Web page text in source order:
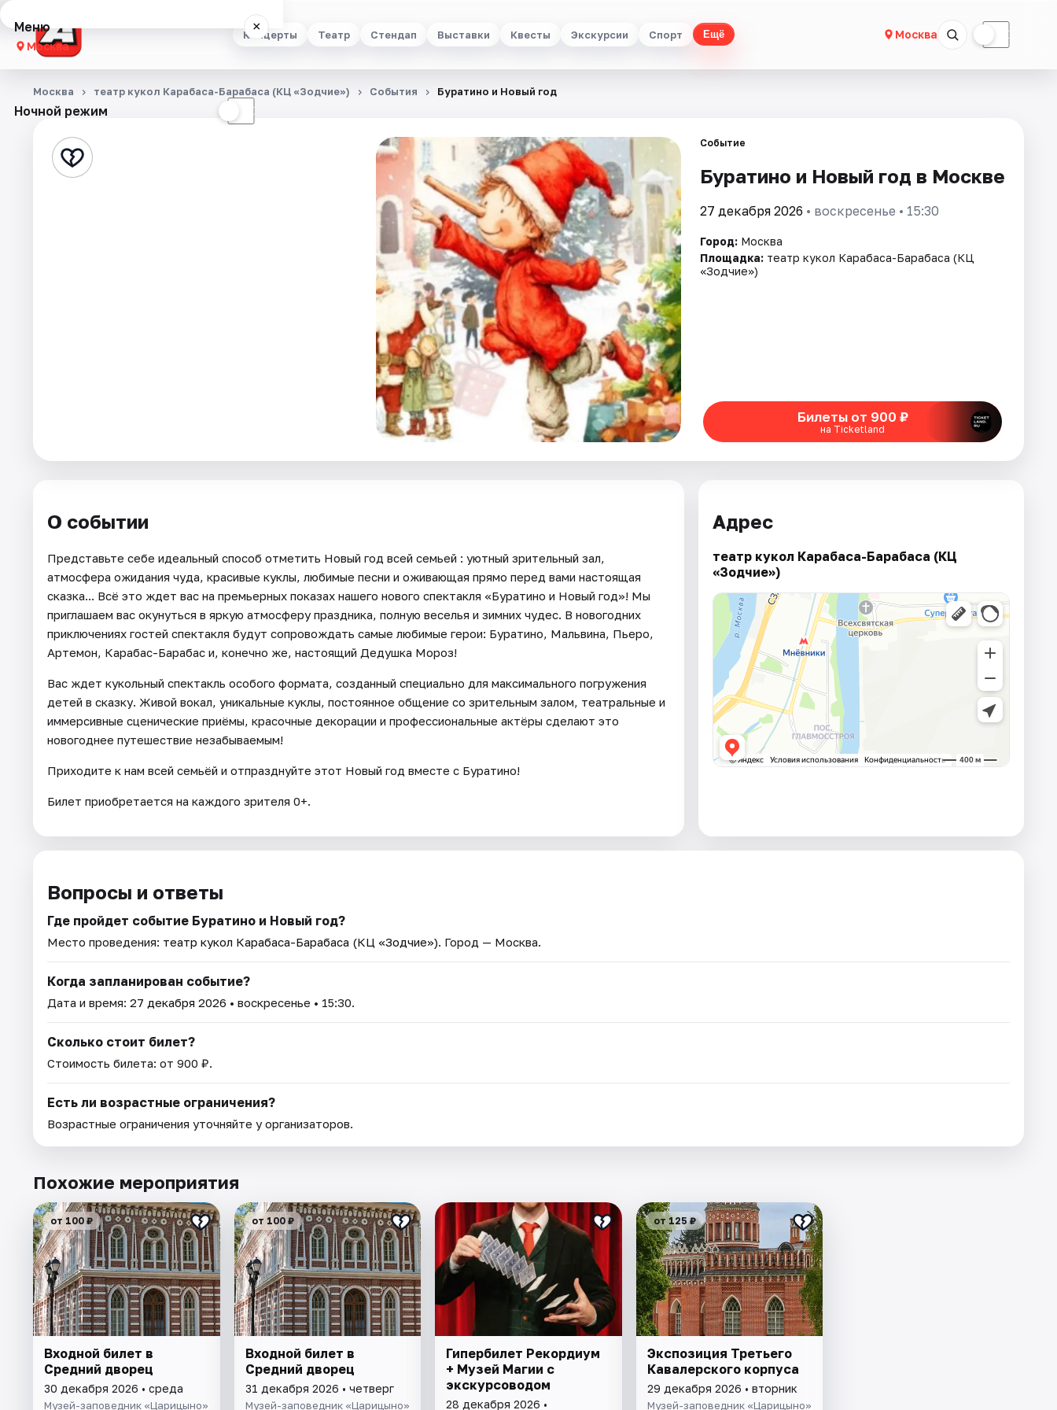
Концерты Театр Стендап Выставки Квесты Экскурсии Спорт Ещё Москва ☾
Меню ×
Москва
Концерты
Стендап
Ночной режим ☾
Москва театр кукол Карабаса-Барабаса (КЦ «Зодчие») События Буратино и Новый год
Событие
Буратино и Новый год в Москве
27 декабря 2026 • воскресенье • 15:30
Город: Москва
Площадка: театр кукол Карабаса-Барабаса (КЦ
«Зодчие»)
Билеты от 900 ₽
на Ticketland
О событии
Представьте себе идеальный способ отметить Новый год всей семьей : уютный зрительный зал,
атмосфера ожидания чуда, красивые куклы, любимые песни и оживающая прямо перед вами настоящая
сказка... Всё это ждет вас на премьерных показах нашего нового спектакля «Буратино и Новый год»! Мы
приглашаем вас окунуться в яркую атмосферу праздника, полную веселья и зимних чудес. В новогодних
приключениях гостей спектакля будут сопровождать самые любимые герои: Буратино, Мальвина, Пьеро,
Артемон, Карабас-Барабас и, конечно же, настоящий Дедушка Мороз!
Вас ждет кукольный спектакль особого формата, созданный специально для максимального погружения
детей в сказку. Живой вокал, уникальные куклы, постоянное общение со зрительным залом, театральные и
иммерсивные сценические приёмы, красочные декорации и профессиональные актёры сделают это
новогоднее путешествие незабываемым!
Приходите к нам всей семьёй и отпразднуйте этот Новый год вместе с Буратино!
Билет приобретается на каждого зрителя 0+.
Адрес
театр кукол Карабаса-Барабаса (КЦ
«Зодчие»)
Вопросы и ответы
Где пройдет событие Буратино и Новый год?
Место проведения: театр кукол Карабаса-Барабаса (КЦ «Зодчие»). Город — Москва.
Когда запланирован событие?
Дата и время: 27 декабря 2026 • воскресенье • 15:30.
Сколько стоит билет?
Стоимость билета: от 900 ₽.
Есть ли возрастные ограничения?
Возрастные ограничения уточняйте у организаторов.
Похожие мероприятия
от 100 ₽
Входной билет в
Средний дворец
30 декабря 2026 • среда
Музей-заповедник «Царицыно»
от 100 ₽
Входной билет в
Средний дворец
31 декабря 2026 • четверг
Музей-заповедник «Царицыно»
Гипербилет Рекордиум
+ Музей Магии с
экскурсоводом
28 декабря 2026 •
от 125 ₽
Экспозиция Третьего
Кавалерского корпуса
29 декабря 2026 • вторник
Музей-заповедник «Царицыно»